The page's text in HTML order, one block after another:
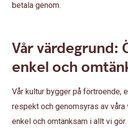
betala genom.
Vår värdegrund:
enkel och
Vår kultur bygger på förtroende,
respekt och genomsyras av våra
enkel och omtänksam i allt vi gör.